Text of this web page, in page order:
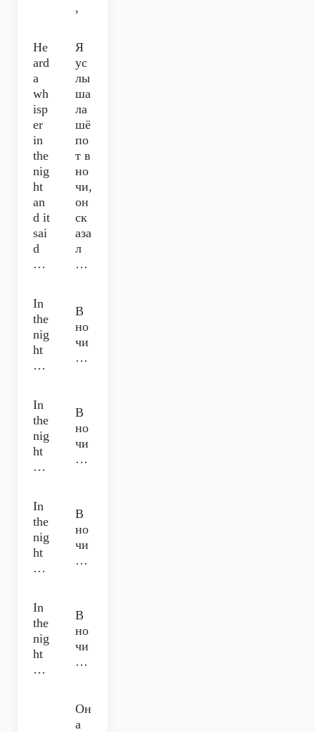
,
He
ard
a
wh
isp
er
in
the
nig
ht
an
d it
sai
d
…
Я
ус
лы
ша
ла
шё
по
т в
но
чи,
он
ск
аза
л
…
In
the
nig
ht
…
В
но
чи
…
In
the
nig
ht
…
В
но
чи
…
In
the
nig
ht
…
В
но
чи
…
In
the
nig
ht
…
В
но
чи
…
Он
а